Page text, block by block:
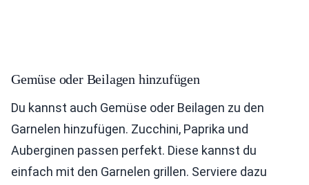
Gemüse oder Beilagen hinzufügen
Du kannst auch Gemüse oder Beilagen zu den
Garnelen hinzufügen. Zucchini, Paprika und
Auberginen passen perfekt. Diese kannst du
einfach mit den Garnelen grillen. Serviere dazu